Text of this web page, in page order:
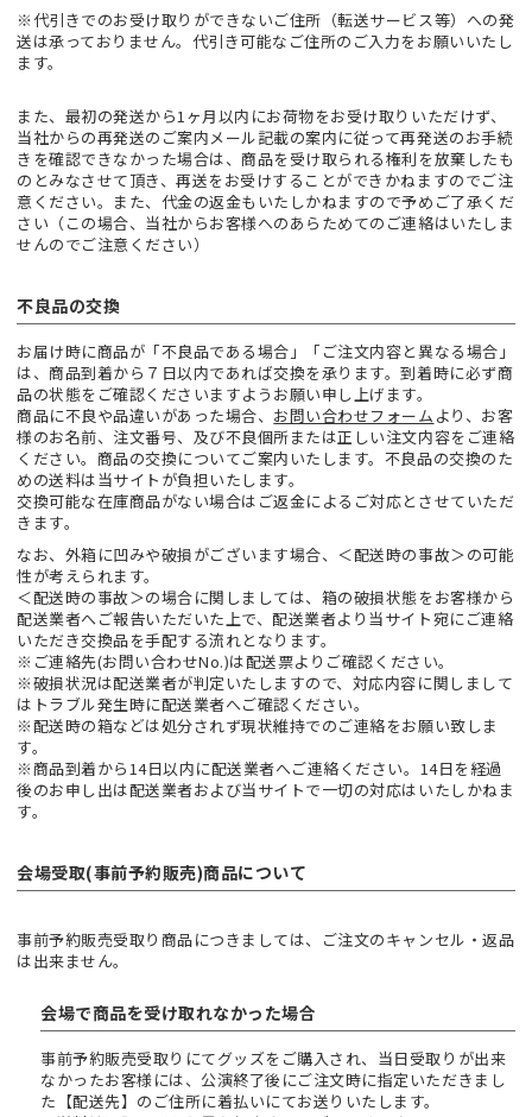
※代引きでのお受け取りができないご住所（転送サービス等）への発
送は承っておりません。代引き可能なご住所のご入力をお願いいたし
ます。
また、最初の発送から1ヶ月以内にお荷物をお受け取りいただけず、
当社からの再発送のご案内メール記載の案内に従って再発送のお手続
きを確認できなかった場合は、商品を受け取られる権利を放棄したも
のとみなさせて頂き、再送をお受けすることができかねますのでご注
意ください。また、代金の返金もいたしかねますので予めご了承くだ
さい（この場合、当社からお客様へのあらためてのご連絡はいたしま
せんのでご注意ください）
不良品の交換
お届け時に商品が「不良品である場合」「ご注文内容と異なる場合」
は、商品到着から７日以内であれば交換を承ります。到着時に必ず商
品の状態をご確認くださいますようお願い申し上げます。
商品に不良や品違いがあった場合、 お問い合わせフォーム より、お客
様のお名前、注文番号、及び不良個所または正しい注文内容をご連絡
ください。商品の交換についてご案内いたします。不良品の交換のた
めの送料は当サイトが負担いたします。
交換可能な在庫商品がない場合はご返金によるご対応とさせていただ
きます。
なお、外箱に凹みや破損がございます場合、＜配送時の事故＞の可能
性が考えられます。
＜配送時の事故＞の場合に関しましては、箱の破損状態をお客様から
配送業者へご報告いただいた上で、配送業者より当サイト宛にご連絡
いただき交換品を手配する流れとなります。
※ご連絡先(お問い合わせNo.)は配送票よりご確認ください。
※破損状況は配送業者が判定いたしますので、対応内容に関しまして
はトラブル発生時に配送業者へご確認ください。
※配送時の箱などは処分されず現状維持でのご連絡をお願い致しま
す。
※商品到着から14日以内に配送業者へご連絡ください。14日を経過
後のお申し出は配送業者および当サイトで一切の対応はいたしかねま
す。
会場受取(事前予約販売)商品について
事前予約販売受取り商品につきましては、ご注文のキャンセル・返品
は出来ません。
会場で商品を受け取れなかった場合
事前予約販売受取りにてグッズをご購入され、当日受取りが出来
なかったお客様には、公演終了後にご注文時に指定いただきまし
た【配送先】のご住所に着払いにてお送りいたします。